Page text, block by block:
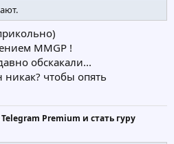
MMGP !
обскакали...
чтобы опять
Premium и стать гуру